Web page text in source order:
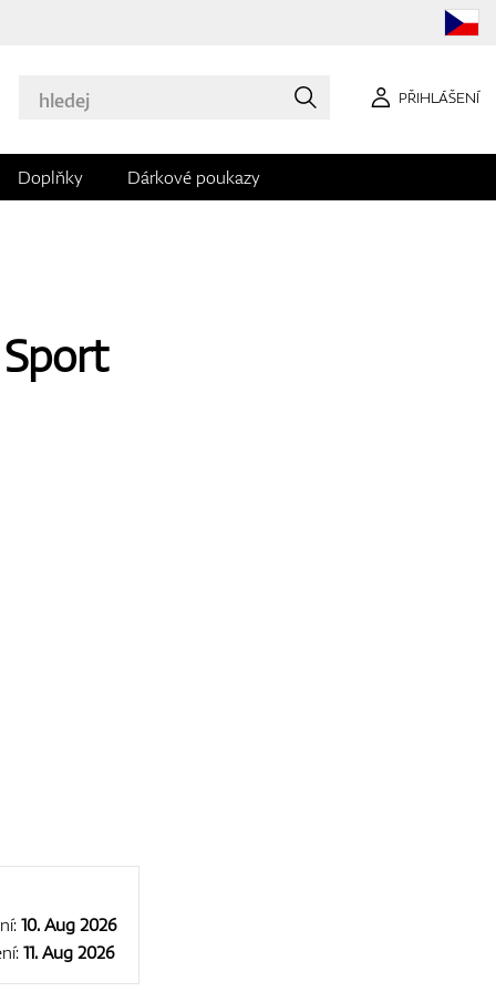
PŘIHLÁŠENÍ
Doplňky Dárkové poukazy
10. Aug 2026
11. Aug 2026